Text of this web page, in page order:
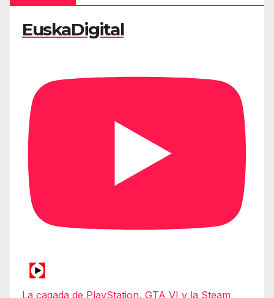
EuskaDigital
La cagada de PlayStation, GTA VI y la Steam